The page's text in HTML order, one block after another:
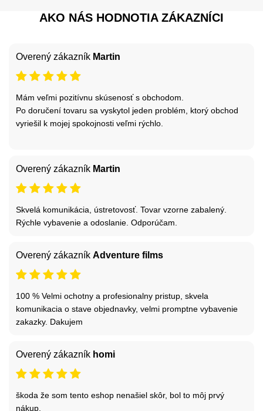
AKO NÁS HODNOTIA ZÁKAZNÍCI
Overený zákazník Martin
Mám veľmi pozitívnu skúsenosť s obchodom.
Po doručení tovaru sa vyskytol jeden problém, ktorý obchod
vyriešil k mojej spokojnosti veľmi rýchlo.
Overený zákazník Martin
Skvelá komunikácia, ústretovosť. Tovar vzorne zabalený.
Rýchle vybavenie a odoslanie. Odporúčam.
Overený zákazník Adventure films
100 % Velmi ochotny a profesionalny pristup, skvela
komunikacia o stave objednavky, velmi promptne vybavenie
zakazky. Dakujem
Overený zákazník homi
škoda že som tento eshop nenašiel skôr, bol to môj prvý
nákup,